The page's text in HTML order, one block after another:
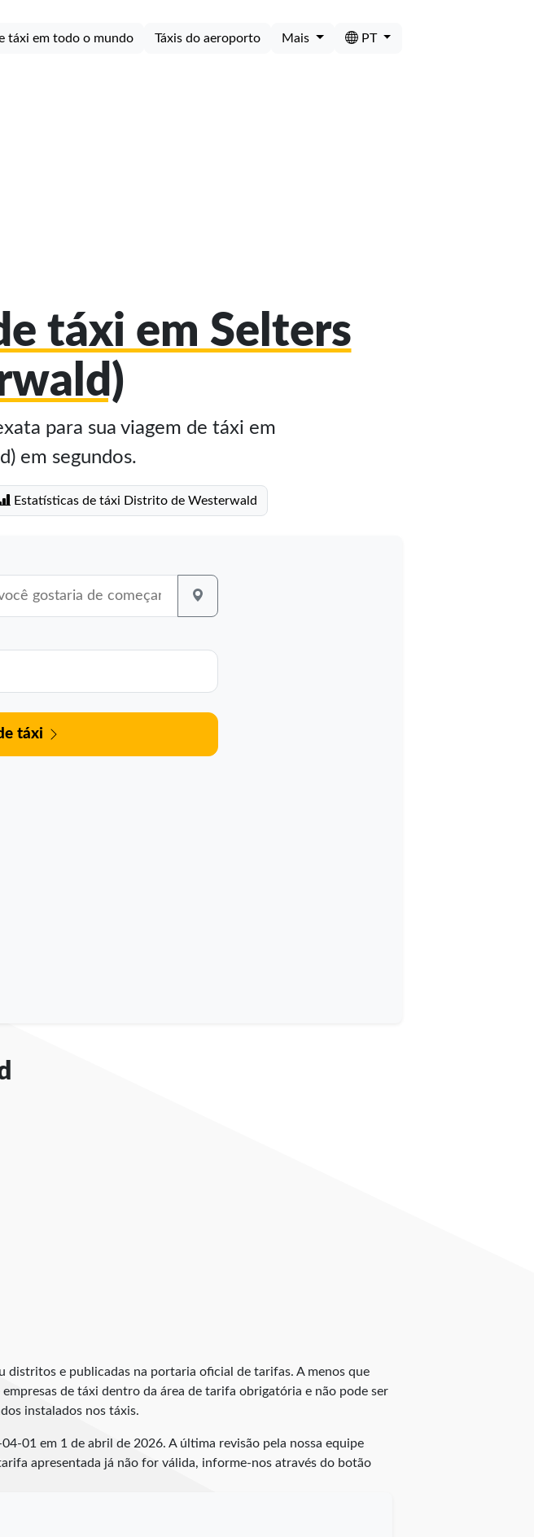
táxi em todo o mundo Táxis do aeroporto Mais PT
táxi em Selters
para sua viagem de táxi em
em segundos.
Estatísticas de táxi Distrito de Westerwald
táxi
distritos e publicadas na portaria oficial de tarifas. A menos que
de táxi dentro da área de tarifa obrigatória e não pode ser
instalados nos táxis.
01 em 1 de abril de 2026. A última revisão pela nossa equipe
apresentada já não for válida, informe-nos através do botão